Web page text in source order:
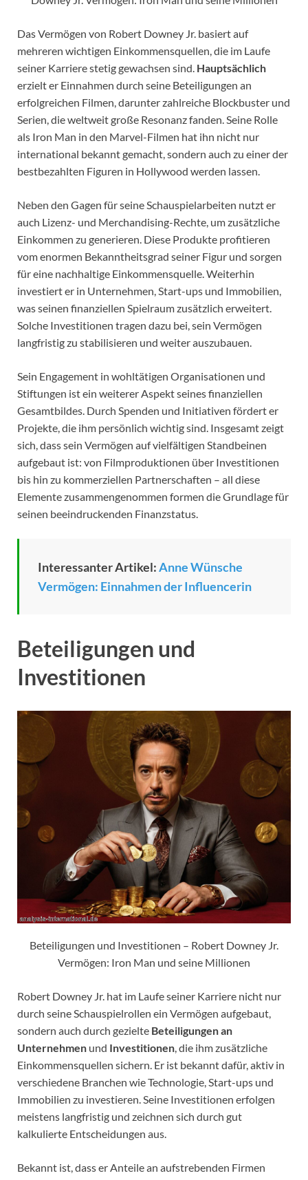
Das Vermögen von Robert Downey Jr. basiert auf
mehreren wichtigen Einkommensquellen, die im Laufe
seiner Karriere stetig gewachsen sind. Hauptsächlich
erzielt er Einnahmen durch seine Beteiligungen an
erfolgreichen Filmen, darunter zahlreiche Blockbuster und
Serien, die weltweit große Resonanz fanden. Seine Rolle
als Iron Man in den Marvel-Filmen hat ihn nicht nur
international bekannt gemacht, sondern auch zu einer der
bestbezahlten Figuren in Hollywood werden lassen.
Neben den Gagen für seine Schauspielarbeiten nutzt er
auch Lizenz- und Merchandising-Rechte, um zusätzliche
Einkommen zu generieren. Diese Produkte profitieren
vom enormen Bekanntheitsgrad seiner Figur und sorgen
für eine nachhaltige Einkommensquelle. Weiterhin
investiert er in Unternehmen, Start-ups und Immobilien,
was seinen finanziellen Spielraum zusätzlich erweitert.
Solche Investitionen tragen dazu bei, sein Vermögen
langfristig zu stabilisieren und weiter auszubauen.
Sein Engagement in wohltätigen Organisationen und
Stiftungen ist ein weiterer Aspekt seines finanziellen
Gesamtbildes. Durch Spenden und Initiativen fördert er
Projekte, die ihm persönlich wichtig sind. Insgesamt zeigt
sich, dass sein Vermögen auf vielfältigen Standbeinen
aufgebaut ist: von Filmproduktionen über Investitionen
bis hin zu kommerziellen Partnerschaften – all diese
Elemente zusammengenommen formen die Grundlage für
seinen beeindruckenden Finanzstatus.
Interessanter Artikel:Anne Wünsche
Vermögen: Einnahmen der Influencerin
Beteiligungen und
Investitionen
Beteiligungen und Investitionen – Robert Downey Jr.
Vermögen: Iron Man und seine Millionen
Robert Downey Jr. hat im Laufe seiner Karriere nicht nur
durch seine Schauspielrollen ein Vermögen aufgebaut,
sondern auch durch gezielte Beteiligungen an
Unternehmen und Investitionen, die ihm zusätzliche
Einkommensquellen sichern. Er ist bekannt dafür, aktiv in
verschiedene Branchen wie Technologie, Start-ups und
Immobilien zu investieren. Seine Investitionen erfolgen
meistens langfristig und zeichnen sich durch gut
kalkulierte Entscheidungen aus.
Bekannt ist, dass er Anteile an aufstrebenden Firmen